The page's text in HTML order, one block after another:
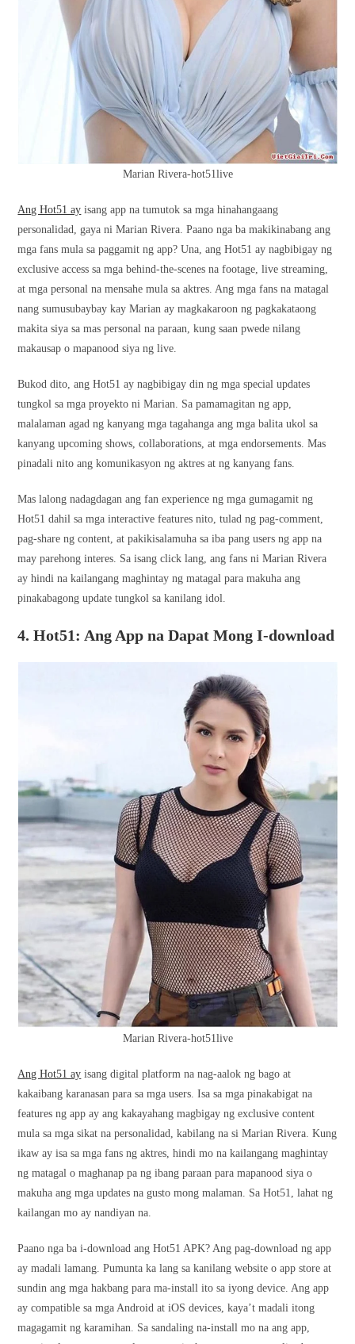
Marian Rivera-hot51live
Ang Hot51 ay isang app na tumutok sa mga hinahangaang
personalidad, gaya ni Marian Rivera. Paano nga ba makikinabang ang
mga fans mula sa paggamit ng app? Una, ang Hot51 ay nagbibigay ng
exclusive access sa mga behind-the-scenes na footage, live streaming,
at mga personal na mensahe mula sa aktres. Ang mga fans na matagal
nang sumusubaybay kay Marian ay magkakaroon ng pagkakataong
makita siya sa mas personal na paraan, kung saan pwede nilang
makausap o mapanood siya ng live.
Bukod dito, ang Hot51 ay nagbibigay din ng mga special updates
tungkol sa mga proyekto ni Marian. Sa pamamagitan ng app,
malalaman agad ng kanyang mga tagahanga ang mga balita ukol sa
kanyang upcoming shows, collaborations, at mga endorsements. Mas
pinadali nito ang komunikasyon ng aktres at ng kanyang fans.
Mas lalong nadagdagan ang fan experience ng mga gumagamit ng
Hot51 dahil sa mga interactive features nito, tulad ng pag-comment,
pag-share ng content, at pakikisalamuha sa iba pang users ng app na
may parehong interes. Sa isang click lang, ang fans ni Marian Rivera
ay hindi na kailangang maghintay ng matagal para makuha ang
pinakabagong update tungkol sa kanilang idol.
4. Hot51: Ang App na Dapat Mong I-download
Marian Rivera-hot51live
Ang Hot51 ay isang digital platform na nag-aalok ng bago at
kakaibang karanasan para sa mga users. Isa sa mga pinakabigat na
features ng app ay ang kakayahang magbigay ng exclusive content
mula sa mga sikat na personalidad, kabilang na si Marian Rivera. Kung
ikaw ay isa sa mga fans ng aktres, hindi mo na kailangang maghintay
ng matagal o maghanap pa ng ibang paraan para mapanood siya o
makuha ang mga updates na gusto mong malaman. Sa Hot51, lahat ng
kailangan mo ay nandiyan na.
Paano nga ba i-download ang Hot51 APK? Ang pag-download ng app
ay madali lamang. Pumunta ka lang sa kanilang website o app store at
sundin ang mga hakbang para ma-install ito sa iyong device. Ang app
ay compatible sa mga Android at iOS devices, kaya’t madali itong
magagamit ng karamihan. Sa sandaling na-install mo na ang app,